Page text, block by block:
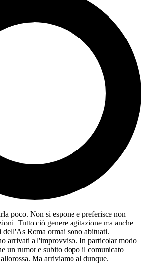
poco. Non si espone e preferisce non
Tutto ciò genere agitazione ma anche
Roma ormai sono abituati.
arrivati all'improvviso. In particolar modo
un rumor e subito dopo il comunicato
Ma arriviamo al dunque.